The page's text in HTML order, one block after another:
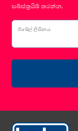
සබ්ස්ක්‍රයිබ් කරන්න.
ඊමේල් ලිපිනය